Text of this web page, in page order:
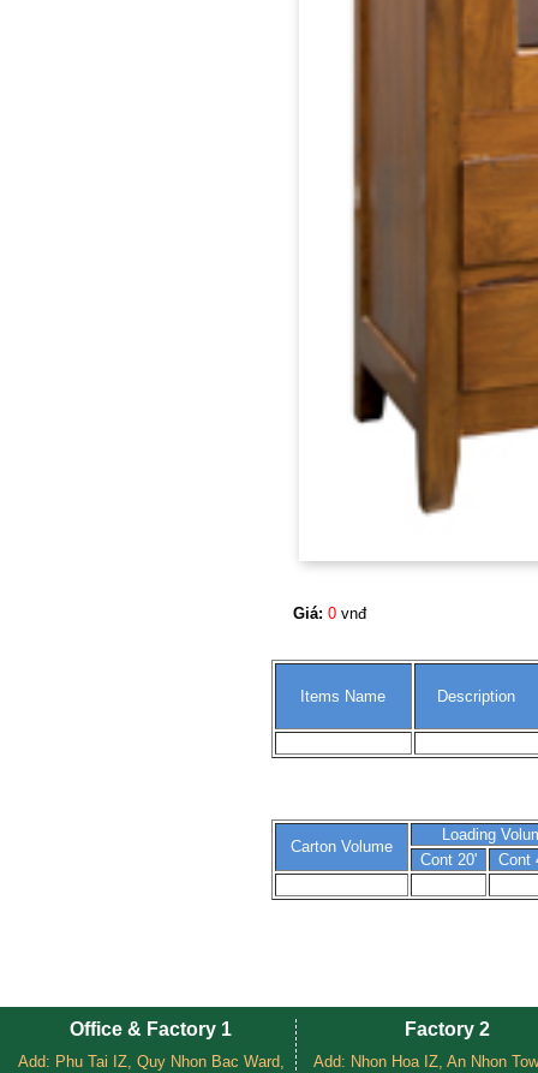
Giá: 0 vnđ
Items Name Description
Carton Volume
Loading
Cont 20'
Cont
Office & Factory 1
Add: Phu Tai IZ, Quy Nhon Bac Ward,
Factory 2
Add: Nhon Hoa IZ, An Nhon